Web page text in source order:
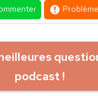
Problème
podcast !